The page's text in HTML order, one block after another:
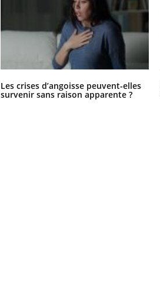
Les crises d’angoisse peuvent-elles
survenir sans raison apparente ?